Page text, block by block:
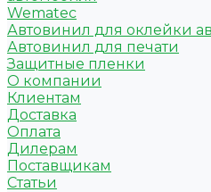
Wematec
Автовинил для оклейки
Автовинил для печати
Защитные пленки
О компании
Клиентам
Доставка
Оплата
Дилерам
Поставщикам
Статьи